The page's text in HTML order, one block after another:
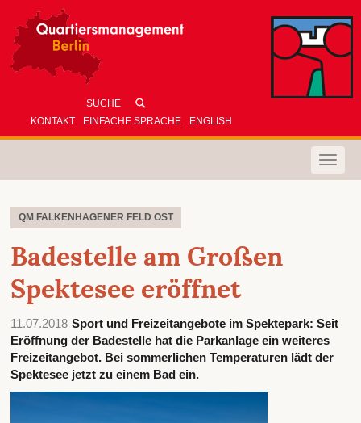
KONTAKT EINFACHE SPRACHE ENGLISH
Toggle
QM FALKENHAGENER FELD OST
Badestelle am Großen
Spektesee eröffnet
11.07.2018 Sport und Freizeitangebote im Spektepark: Seit
Eröffnung der Badestelle hat die Parkanlage ein weiteres
Freizeitangebot. Bei sommerlichen Temperaturen lädt der
Spektesee jetzt zu einem Bad ein.